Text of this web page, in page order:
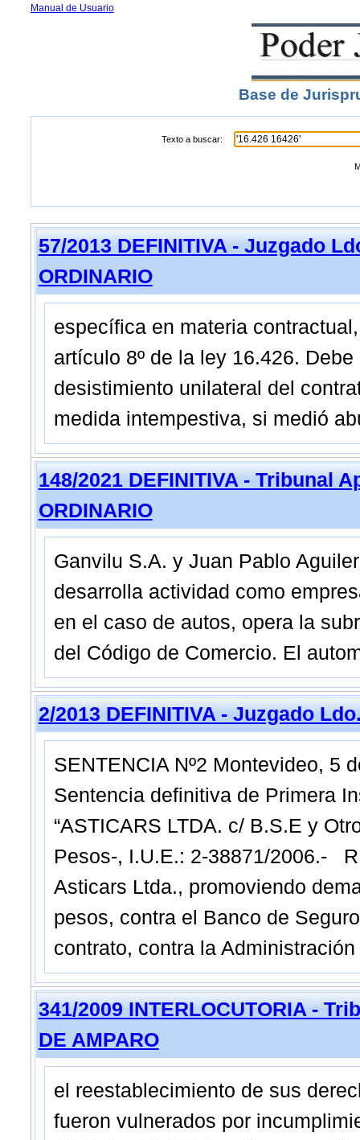
Manual de Usuario
Base de
Texto a buscar:
57/2013 DEFINITIVA - Juzgado
ORDINARIO
específica en materia
artículo 8º de la ley 16.426.
desistimiento unilateral del
medida intempestiva, si medió
148/2021 DEFINITIVA - Tribunal
ORDINARIO
Ganvilu S.A. y Juan Pablo
desarrolla actividad como
en el caso de autos, opera la
del Código de Comercio. El
2/2013 DEFINITIVA - Juzgado
SENTENCIA Nº2 Montevideo,
Sentencia definitiva de Primera
“ASTICARS LTDA. c/ B.S.E y
Pesos-, I.U.E.: 2-38871/2006.-
Asticars Ltda., promoviendo
pesos, contra el Banco de
contrato, contra la
341/2009 INTERLOCUTORIA -
DE AMPARO
el reestablecimiento de sus
fueron vulnerados por